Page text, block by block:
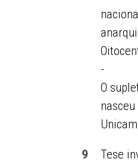
-
O
nasceu
9
Tese